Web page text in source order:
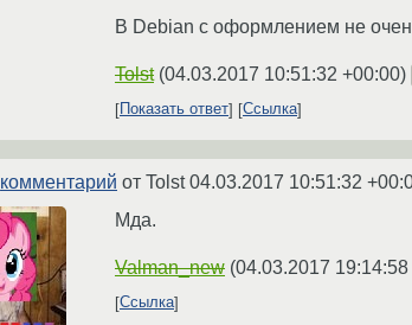
В Debian с оформлением не
Tolst (04.03.2017 10:51:32 +00:00)
Показать ответ
Ссылка
комментарий от Tolst04.03.2017 10:51:32
Мда.
Valman_new (04.03.2017
Ссылка